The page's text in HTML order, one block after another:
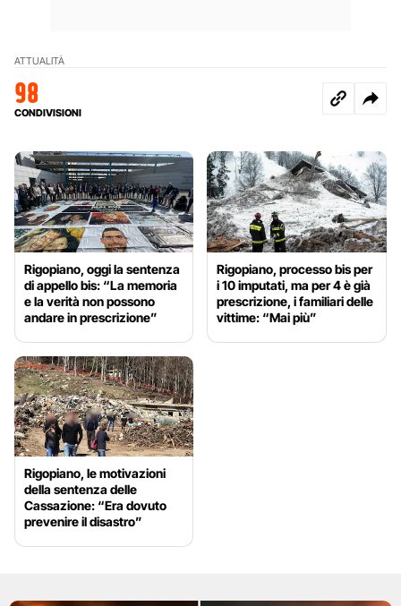
ATTUALITÀ
98
CONDIVISIONI
Rigopiano, oggi la sentenza
di appello bis: “La memoria
e la verità non possono
andare in prescrizione”
Rigopiano, processo bis per
i 10 imputati, ma per 4 è già
prescrizione, i familiari delle
vittime: “Mai più”
Rigopiano, le motivazioni
della sentenza delle
Cassazione: “Era dovuto
prevenire il disastro”